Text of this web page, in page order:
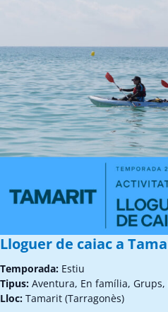
Lloguer de caiac a
Temporada: Estiu
Tipus: Aventura, En família,
Lloc: Tamarit (Tarragonès)